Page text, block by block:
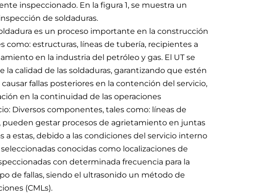
inspeccionado. En la figura 1, se muestra un
de soldaduras.
es un proceso importante en la construcción
como: estructuras, líneas de tubería, recipientes a
en la industria del petróleo y gas. El UT se
la calidad de las soldaduras, garantizando que estén
fallas posteriores en la contención del servicio,
en la continuidad de las operaciones
Diversos componentes, tales como: líneas de
gestar procesos de agrietamiento en juntas
a estas, debido a las condiciones del servicio interno
conocidas como localizaciones de
con determinada frecuencia para la
de fallas, siendo el ultrasonido un método de
(CMLs).